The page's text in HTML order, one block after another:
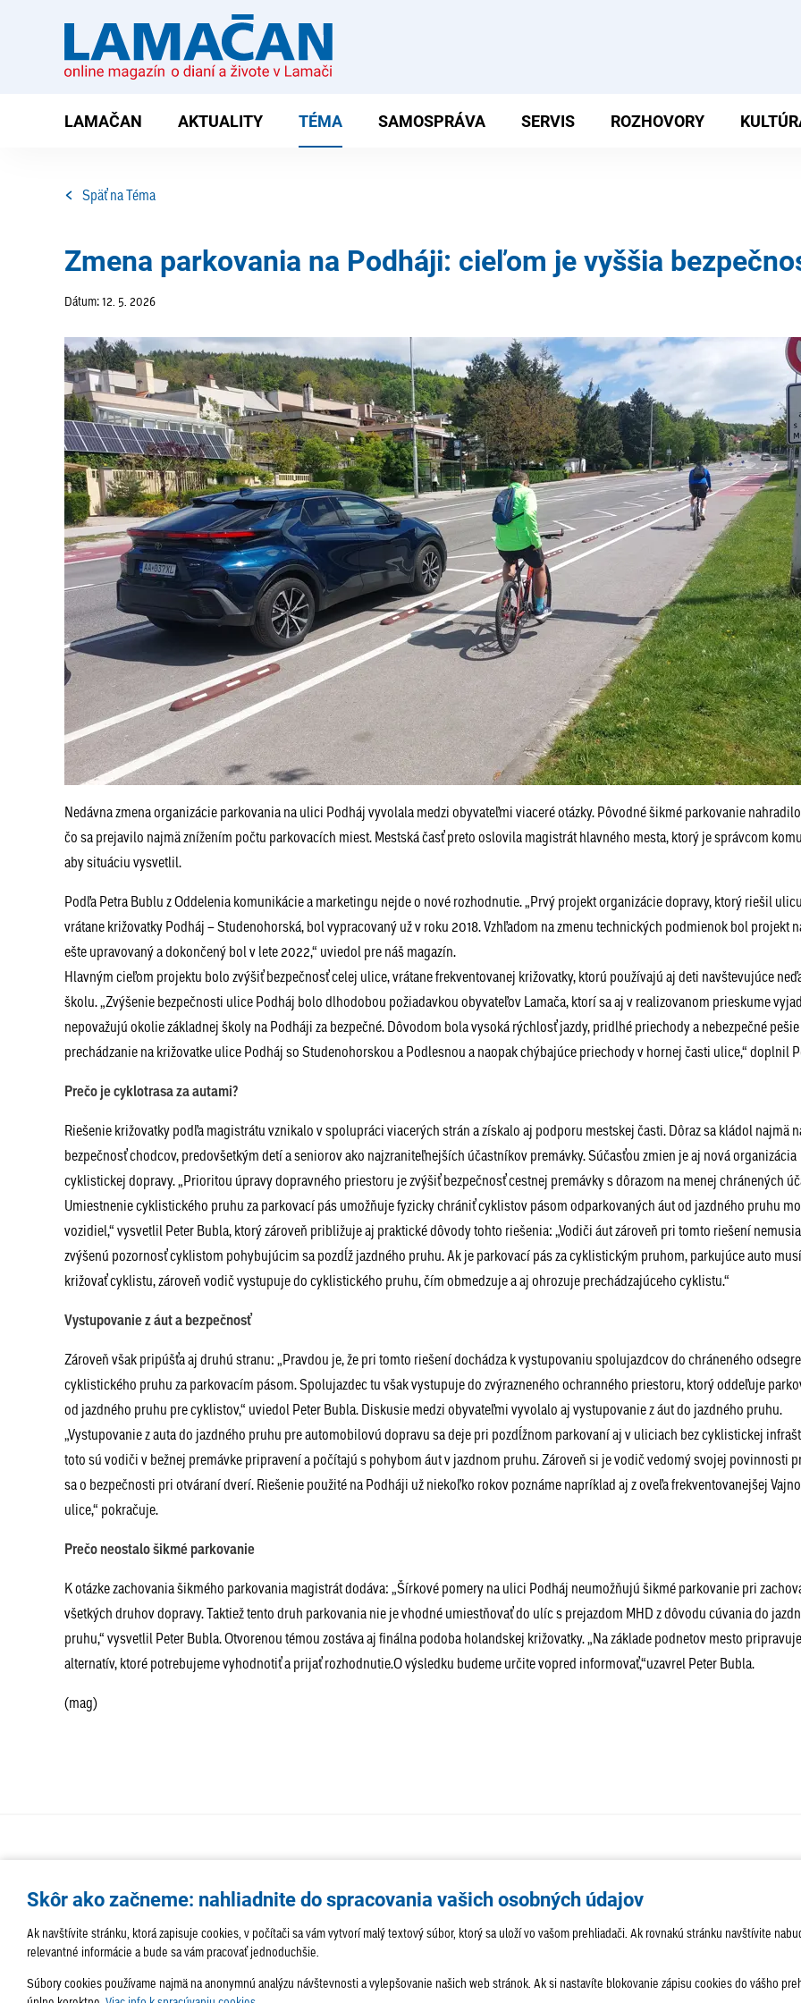
LAMAČAN AKTUALITY TÉMA SAMOSPRÁVA SERVIS ROZHOVORY
Späť na Téma
Zmena parkovania na Podháji: cieľom je vyššia
Dátum: 12. 5. 2026
Nedávna zmena organizácie parkovania na ulici Podháj vyvolala medzi obyvateľmi viaceré otázky. Pôvodné šikmé parkovanie
čo sa prejavilo najmä znížením počtu parkovacích miest. Mestská časť preto oslovila magistrát hlavného mesta, ktorý je správcom
aby situáciu vysvetlil.
Podľa Petra Bublu z Oddelenia komunikácie a marketingu nejde o nové rozhodnutie. „Prvý projekt organizácie dopravy, ktorý riešil
vrátane križovatky Podháj – Studenohorská, bol vypracovaný už v roku 2018. Vzhľadom na zmenu technických podmienok bol projekt
ešte upravovaný a dokončený bol v lete 2022,“ uviedol pre náš magazín.
Hlavným cieľom projektu bolo zvýšiť bezpečnosť celej ulice, vrátane frekventovanej križovatky, ktorú používajú aj deti navštevujúce
školu. „Zvýšenie bezpečnosti ulice Podháj bolo dlhodobou požiadavkou obyvateľov Lamača, ktorí sa aj v realizovanom prieskume
nepovažujú okolie základnej školy na Podháji za bezpečné. Dôvodom bola vysoká rýchlosť jazdy, pridlhé priechody a nebezpečné pešie
prechádzanie na križovatke ulice Podháj so Studenohorskou a Podlesnou a naopak chýbajúce priechody v hornej časti ulice,“ doplnil
Prečo je cyklotrasa za autami?
Riešenie križovatky podľa magistrátu vznikalo v spolupráci viacerých strán a získalo aj podporu mestskej časti. Dôraz sa kládol najmä
bezpečnosť chodcov, predovšetkým detí a seniorov ako najzraniteľnejších účastníkov premávky. Súčasťou zmien je aj nová organizácia
cyklistickej dopravy. „Prioritou úpravy dopravného priestoru je zvýšiť bezpečnosť cestnej premávky s dôrazom na menej chránených
Umiestnenie cyklistického pruhu za parkovací pás umožňuje fyzicky chrániť cyklistov pásom odparkovaných áut od jazdného pruhu
vozidiel,“ vysvetlil Peter Bubla, ktorý zároveň približuje aj praktické dôvody tohto riešenia: „Vodiči áut zároveň pri tomto riešení
zvýšenú pozornosť cyklistom pohybujúcim sa pozdĺž jazdného pruhu. Ak je parkovací pás za cyklistickým pruhom, parkujúce auto
križovať cyklistu, zároveň vodič vystupuje do cyklistického pruhu, čím obmedzuje a aj ohrozuje prechádzajúceho cyklistu.“
Vystupovanie z áut a bezpečnosť
Zároveň však pripúšťa aj druhú stranu: „Pravdou je, že pri tomto riešení dochádza k vystupovaniu spolujazdcov do chráneného
cyklistického pruhu za parkovacím pásom. Spolujazdec tu však vystupuje do zvýrazneného ochranného priestoru, ktorý oddeľuje
od jazdného pruhu pre cyklistov,“ uviedol Peter Bubla. Diskusie medzi obyvateľmi vyvolalo aj vystupovanie z áut do jazdného pruhu.
„Vystupovanie z auta do jazdného pruhu pre automobilovú dopravu sa deje pri pozdĺžnom parkovaní aj v uliciach bez cyklistickej
toto sú vodiči v bežnej premávke pripravení a počítajú s pohybom áut v jazdnom pruhu. Zároveň si je vodič vedomý svojej povinnosti
sa o bezpečnosti pri otváraní dverí. Riešenie použité na Podháji už niekoľko rokov poznáme napríklad aj z oveľa frekventovanejšej
ulice,“ pokračuje.
Prečo neostalo šikmé parkovanie
K otázke zachovania šikmého parkovania magistrát dodáva: „Šírkové pomery na ulici Podháj neumožňujú šikmé parkovanie pri
všetkých druhov dopravy. Taktiež tento druh parkovania nie je vhodné umiestňovať do ulíc s prejazdom MHD z dôvodu cúvania do
pruhu,“ vysvetlil Peter Bubla. Otvorenou témou zostáva aj finálna podoba holandskej križovatky. „Na základe podnetov mesto
alternatív, ktoré potrebujeme vyhodnotiť a prijať rozhodnutie.O výsledku budeme určite vopred informovať,“uzavrel Peter Bubla.
(mag)
AKTUALITY TÉMA
ROZHOVORY KULTÚRA HISTÓRIA
Skôr ako začneme: nahliadnite do spracovania vašich osobných údajov
Ak navštívite stránku, ktorá zapisuje cookies, v počítači sa vám vytvorí malý textový súbor, ktorý sa uloží vo vašom prehliadači. Ak rovnakú stránku navštívite
relevantné informácie a bude sa vám pracovať jednoduchšie.
Súbory cookies používame najmä na anonymnú analýzu návštevnosti a vylepšovanie našich web stránok. Ak si nastavíte blokovanie zápisu cookies do vášho